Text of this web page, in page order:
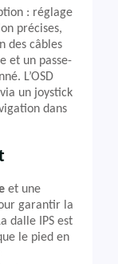
: réglage
précises,
des câbles
et un passe-
L’OSD
un joystick
dans
et une
garantir la
dalle IPS est
le pied en